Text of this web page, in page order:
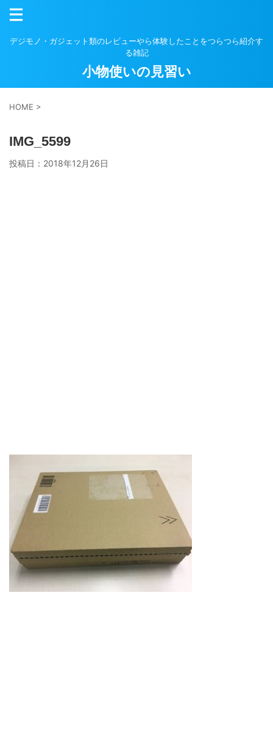
デジモノ・ガジェット類のレビューやら体験したことをつらつら紹介す
る雑記
小物使いの見習い
HOME >
IMG_5599
投稿日： 2018年12月26日